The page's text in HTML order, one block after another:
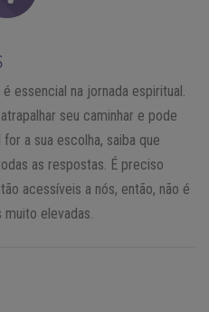
essencial na jornada espiritual.
seu caminhar e pode
a sua escolha, saiba que
as respostas. É preciso
acessíveis a nós, então, não é
elevadas.